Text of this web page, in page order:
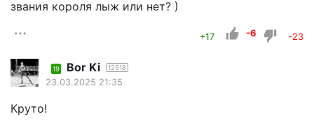
звания короля лыж или нет? )
+17 -6 -23
19 Bor Ki 12518
23.03.2025 21:35
Круто!